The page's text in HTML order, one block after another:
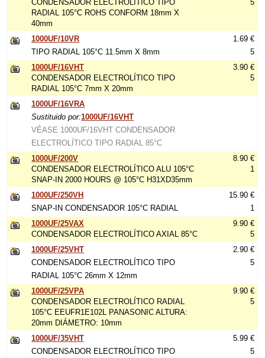
CONDENSADOR ELECTROLÍTICO TIPO
RADIAL 105°C ROHS CONFORM 18mm X
40mm
5
1000UF/10VR
TIPO RADIAL 105°C 11.5mm X 8mm
1.69 €
5
1000UF/16VHT
CONDENSADOR ELECTROLÍTICO TIPO
RADIAL 105°C 7mm X 20mm
3.90 €
5
1000UF/16VRA
Sustituido por:1000UF/16VHT
VÉASE 1000UF/16VHT CONDENSADOR
ELECTROLÍTICO TIPO RADIAL 85°C
1000UF/200V
CONDENSADOR ELECTROLÍTICO ALU 105°C
SNAP-IN 2000 HOURS @ 105°C H31XD35mm
8.90 €
1
1000UF/250VH
SNAP-IN CONDENSADOR 105°C RADIAL
15.90 €
1
1000UF/25VAX
CONDENSADOR ELECTROLÍTICO AXIAL 85°C
9.90 €
5
1000UF/25VHT
CONDENSADOR ELECTROLÍTICO TIPO
RADIAL 105°C 26mm X 12mm
2.90 €
5
1000UF/25VPA
CONDENSADOR ELECTROLÍTICO RADIAL
105°C EEUFR1E102L PANASONIC ALTURA:
20mm DIÁMETRO: 10mm
9.90 €
5
1000UF/35VHT
CONDENSADOR ELECTROLÍTICO TIPO
5.99 €
5